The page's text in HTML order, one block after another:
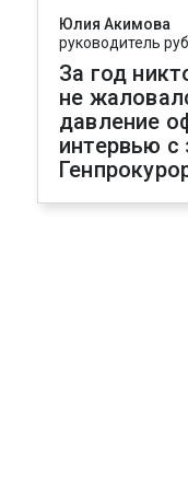
Юлия Акимова
руководитель
За год
не
давление
интервью с